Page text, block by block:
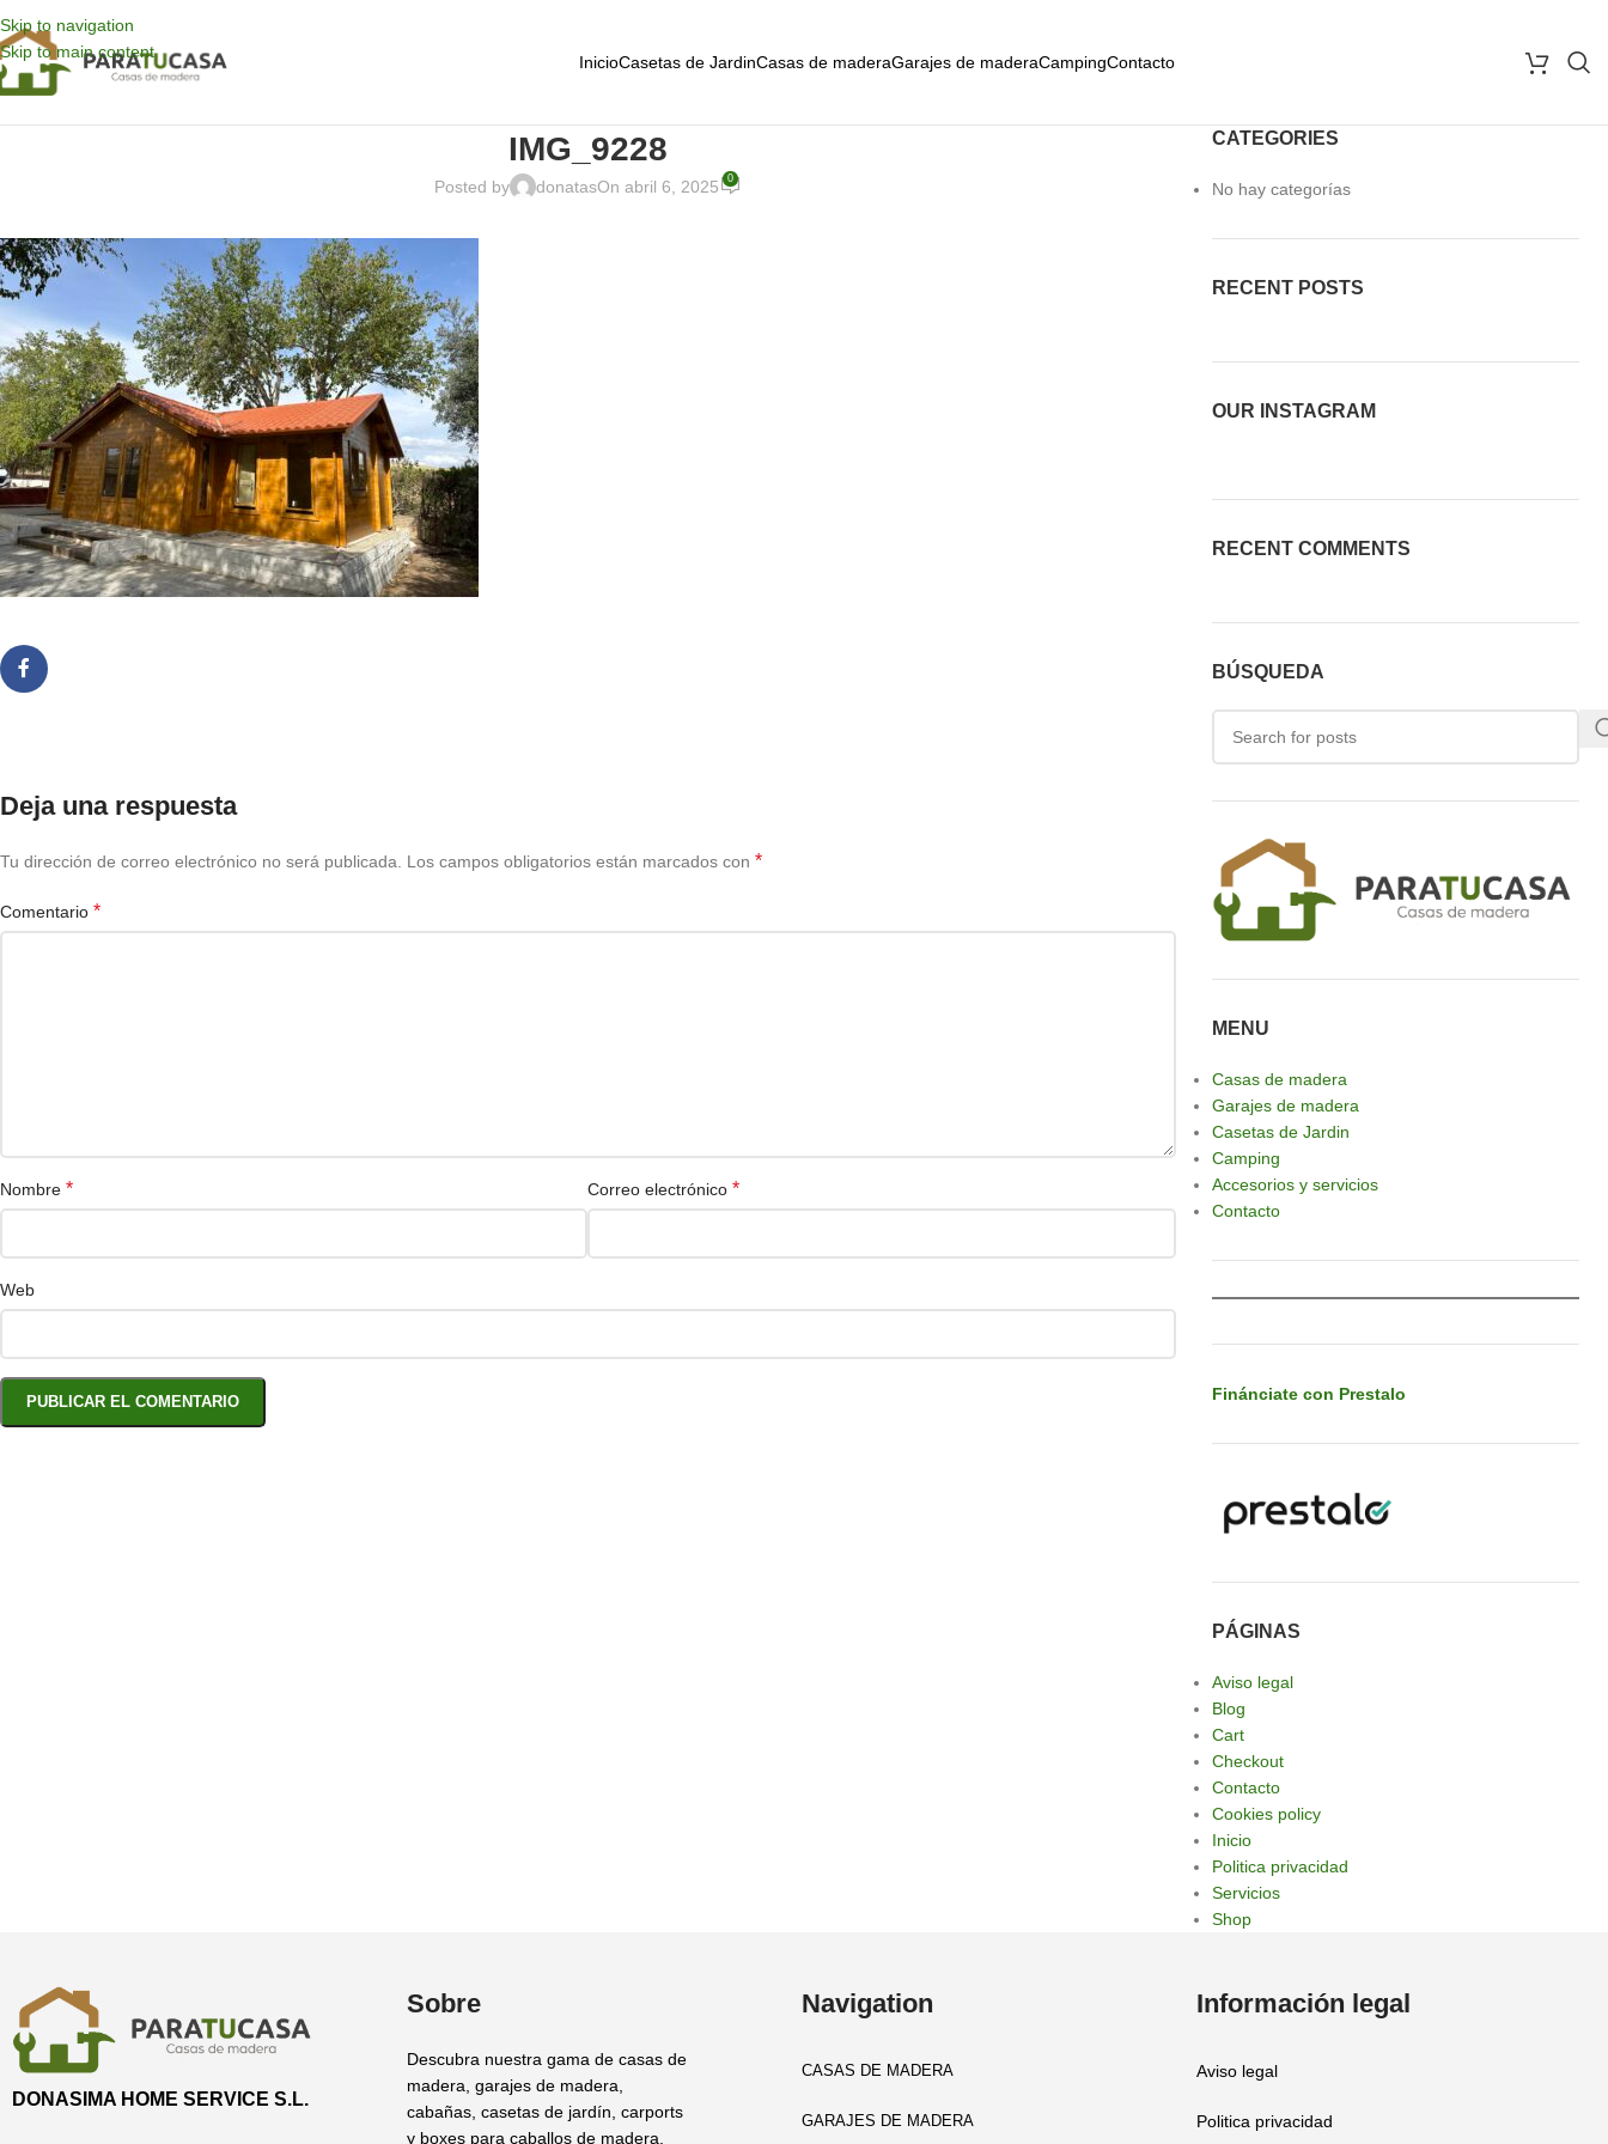
Skip to navigation
Skip to main content
InicioCasetas de JardinCasas de maderaGarajes de maderaCampingContacto
IMG_9228
Posted by donatasOn abril 6, 2025 0
Deja una respuesta
Tu dirección de correo electrónico no será publicada. Los campos obligatorios están marcados con *
Comentario *
Nombre * Correo electrónico*
Web
CATEGORIES
No hay categorías
RECENT POSTS
OUR INSTAGRAM
RECENT COMMENTS
BÚSQUEDA
MENU
Casas de madera
Garajes de madera
Casetas de Jardin
Camping
Accesorios y servicios
Contacto
Finánciate con Prestalo
PÁGINAS
Aviso legal
Blog
Cart
Checkout
Contacto
Cookies policy
Inicio
Politica privacidad
Servicios
Shop
DONASIMA HOME SERVICE S.L.
Sobre
Descubra nuestra gama de casas de
madera, garajes de madera,
cabañas, casetas de jardín, carports
y boxes para caballos de madera,
Navigation
CASAS DE MADERA
GARAJES DE MADERA
Información legal
Aviso legal
Politica privacidad